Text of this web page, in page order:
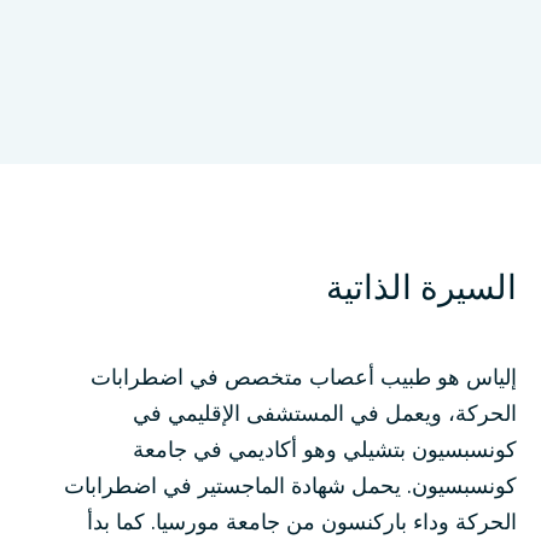
السيرة الذاتية
إلياس هو طبيب أعصاب متخصص في اضطرابات
الحركة، ويعمل في المستشفى الإقليمي في
كونسبسيون بتشيلي وهو أكاديمي في جامعة
كونسبسيون. يحمل شهادة الماجستير في اضطرابات
الحركة وداء باركنسون من جامعة مورسيا. كما بدأ